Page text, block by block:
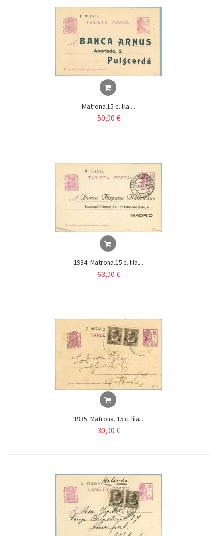
Matrona.15 c. lila....
50,00 €
1934. Matrona.15 c. lila....
63,00 €
1935. Matrona. 15 c. lila...
30,00 €